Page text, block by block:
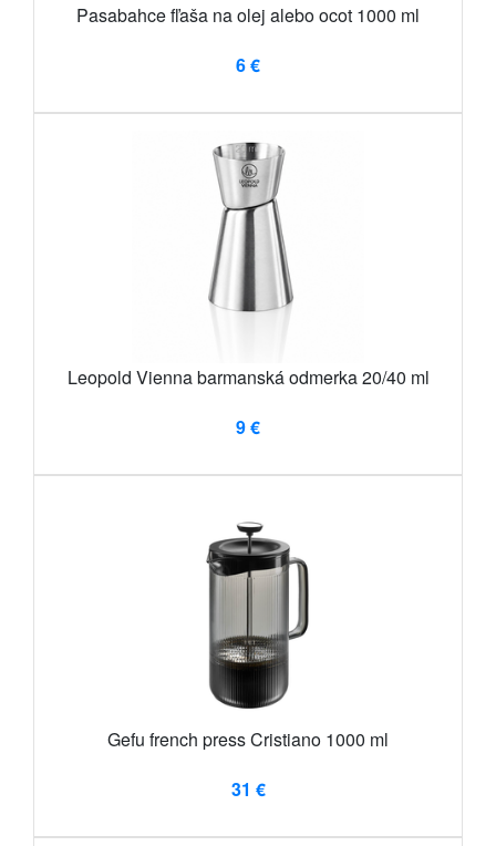
Pasabahce fľaša na olej alebo ocot 1000 ml
6 €
Leopold Vienna barmanská odmerka 20/40 ml
9 €
Gefu french press Cristiano 1000 ml
31 €